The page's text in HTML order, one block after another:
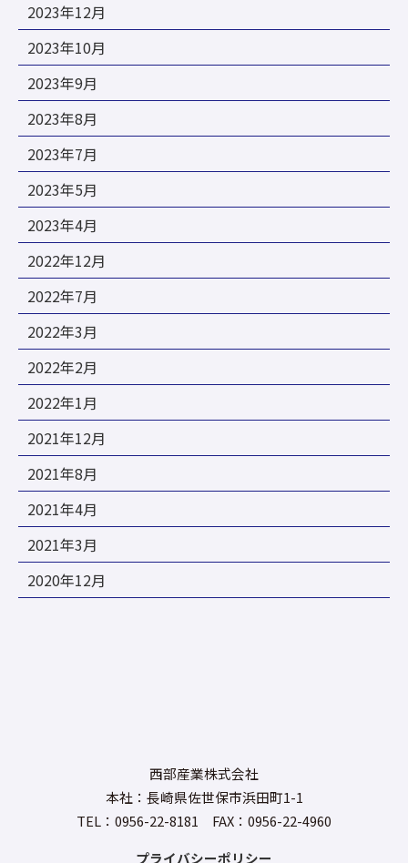
2023年12月
2023年10月
2023年9月
2023年8月
2023年7月
2023年5月
2023年4月
2022年12月
2022年7月
2022年3月
2022年2月
2022年1月
2021年12月
2021年8月
2021年4月
2021年3月
2020年12月
西部産業株式会社
本社：長崎県佐世保市浜田町1-1
TEL：0956-22-8181 FAX：0956-22-4960
プライバシーポリシー